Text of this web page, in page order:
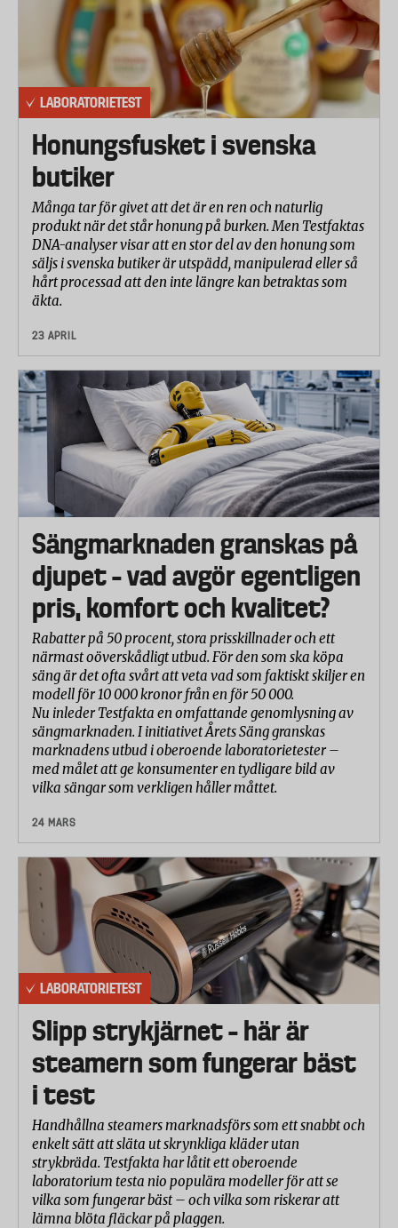
LABORATORIETEST
Honungsfusket i svenska
butiker
Många tar för givet att det är en ren och naturlig
produkt när det står honung på burken. Men Testfaktas
DNA-analyser visar att en stor del av den honung som
säljs i svenska butiker är utspädd, manipulerad eller så
hårt processad att den inte längre kan betraktas som
äkta.
23 APRIL
Sängmarknaden granskas på
djupet – vad avgör egentligen
pris, komfort och kvalitet?
Rabatter på 50 procent, stora prisskillnader och ett
närmast oöverskådligt utbud. För den som ska köpa
säng är det ofta svårt att veta vad som faktiskt skiljer en
modell för 10 000 kronor från en för 50 000.
Nu inleder Testfakta en omfattande genomlysning av
sängmarknaden. I initiativet Årets Säng granskas
marknadens utbud i oberoende laboratorietester –
med målet att ge konsumenter en tydligare bild av
vilka sängar som verkligen håller måttet.
24 MARS
LABORATORIETEST
Slipp strykjärnet – här är
steamern som fungerar bäst
i test
Handhållna steamers marknadsförs som ett snabbt och
enkelt sätt att släta ut skrynkliga kläder utan
strykbräda. Testfakta har låtit ett oberoende
laboratorium testa nio populära modeller för att se
vilka som fungerar bäst – och vilka som riskerar att
lämna blöta fläckar på plaggen.